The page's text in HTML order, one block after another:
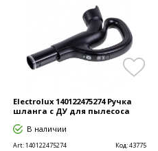
Electrolux 140122475274 Ручка
шланга с ДУ для пылесоса
В наличии
Art:140122475274 Код:43775